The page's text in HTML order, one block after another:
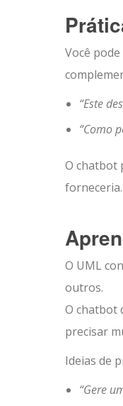
Você
“Este
“Como
O chatbot
forneceria.
O UML
outros.
O chatbot
precisar
Ideias de
“Gere